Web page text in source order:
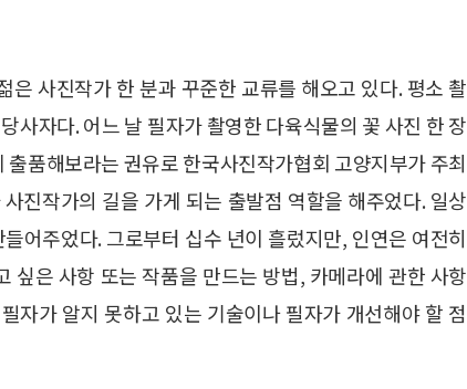
사진작가 한 분과 꾸준한 교류를 해오고 있다. 평소 촬
사자다. 어느 날 필자가 촬영한 다육식물의 꽃 사진 한 장
품해보라는 권유로 한국사진작가협회 고양지부가 주최
진작가의 길을 가게 되는 출발점 역할을 해주었다. 일상
어주었다. 그로부터 십수 년이 흘렀지만, 인연은 여전히
싶은 사항 또는 작품을 만드는 방법, 카메라에 관한 사항
자가 알지 못하고 있는 기술이나 필자가 개선해야 할 점